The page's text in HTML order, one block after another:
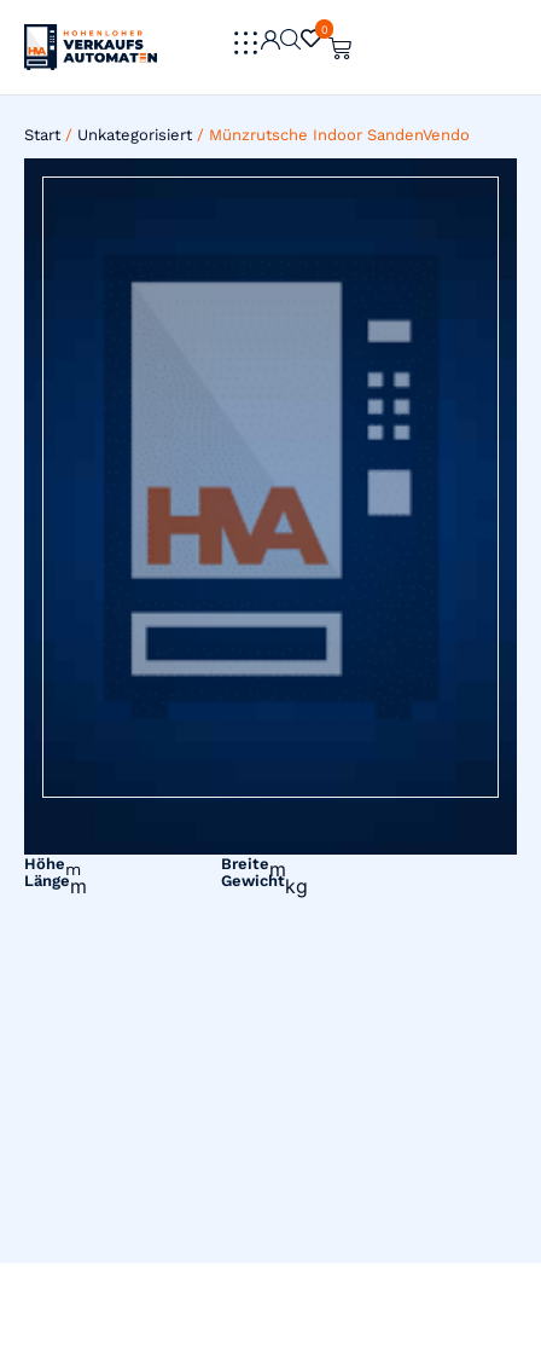
0
0
Start / Unkategorisiert / Münzrutsche Indoor SandenVendo
Höhem Breitem
Längem Gewichtkg